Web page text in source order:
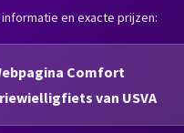
en exacte prijzen:
Comfort
van USVA